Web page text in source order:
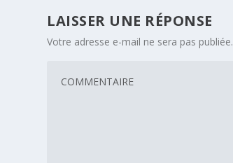
LAISSER UNE RÉPONSE
Votre adresse e-mail ne sera pas publiée.